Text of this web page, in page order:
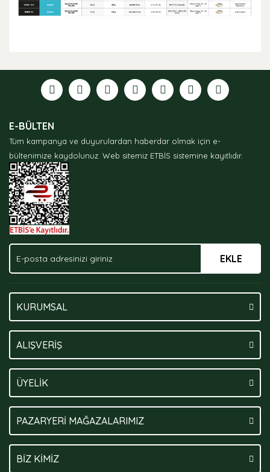
formunu kullanarak tarafımıza iletebilirsiniz.
Görüş ve önerileriniz için teşekkür ederiz.
Ürün açıklamasında eksik bilgiler bulunuyor.
Ürün bilgilerinde hatalar bulunuyor.
Ürün fiyatı diğer sitelerden daha pahalı.
Bu ürüne benzer farklı alternatifler olmalı.
E-BÜLTEN
Tüm kampanya ve duyurulardan haberdar olmak için e-
bültenimize kaydolunuz. Web sitemiz ETBİS sistemine kayıtlıdır.
EKLE
KURUMSAL
ALIŞVERİŞ
ÜYELİK
PAZARYERİ MAĞAZALARIMIZ
BİZ KİMİZ